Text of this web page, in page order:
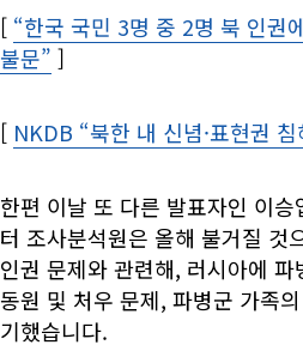
[ “한국 국민 3명 중 2명 북 인권
불문” Opens in new window
]
[ NKDB “북한 내 신념·표현권
한편 이날 또 다른 발표자인 이승
터 조사분석원은 올해 불거질 것
인권 문제와 관련해, 러시아에 파
동원 및 처우 문제, 파병군 가족
기했습니다.